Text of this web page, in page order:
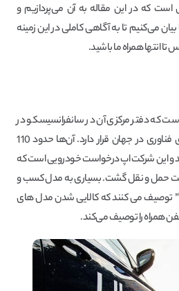
که در این مقاله به آن می‌پردازیم و
می‌کنیم تا به آگاهی کاملی در این زمینه
انتها همراه ما باشید.
که دفتر مرکزی آن در سانفرانسیسکو در
کنار برخی از بزرگترین شرکت‌های فناوری در جهان قرار دارد. آن‌ها حدود 110
و این شرکت اپ درخواست خودرویی است که
حمل و نقل گشت. بسیاری به مدل کسب و
کار خود به عنوان “Uberization” توصیف می کنند که کالایی شدن مدل های
همراه را توصیف می‌کند.